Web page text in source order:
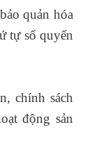
quản hóa
tự số quyển
chính sách
động sản